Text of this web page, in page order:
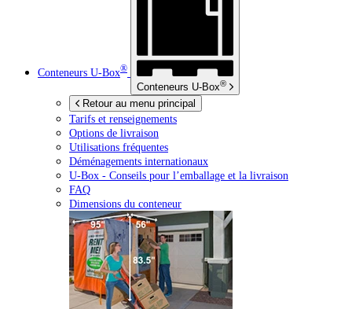
Conteneurs U-Box®
Conteneurs U-Box®
Retour au menu principal
Tarifs et renseignements
Options de livraison
Utilisations fréquentes
Déménagements internationaux
U-Box - Conseils pour l’emballage et la livraison
FAQ
Dimensions du conteneur